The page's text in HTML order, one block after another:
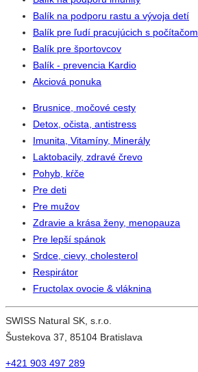
Balík na podporu rastu a vývoja detí
Balík pre ľudí pracujúcich s počítačom
Balík pre športovcov
Balík - prevencia Kardio
Akciová ponuka
Brusnice, močové cesty
Detox, očista, antistress
Imunita, Vitamíny, Minerály
Laktobacily, zdravé črevo
Pohyb, kŕče
Pre deti
Pre mužov
Zdravie a krása ženy, menopauza
Pre lepší spánok
Srdce, cievy, cholesterol
Respirátor
Fructolax ovocie & vláknina
SWISS Natural SK, s.r.o.
Šustekova 37, 85104 Bratislava
+421 903 497 289